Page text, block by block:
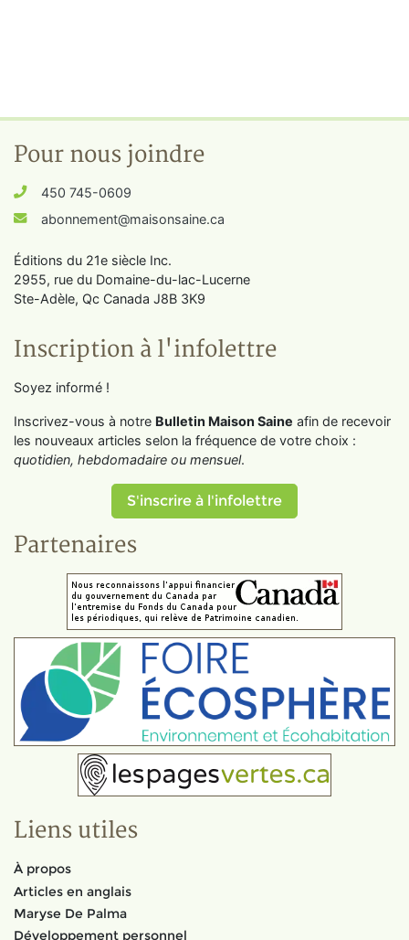
Pour nous joindre
450 745-0609
abonnement@maisonsaine.ca
Éditions du 21e siècle Inc.
2955, rue du Domaine-du-lac-Lucerne
Ste-Adèle, Qc Canada J8B 3K9
Inscription à l'infolettre
Soyez informé !
Inscrivez-vous à notre Bulletin Maison Saine afin de recevoir
les nouveaux articles selon la fréquence de votre choix :
quotidien, hebdomadaire ou mensuel.
S'inscrire à l'infolettre
Partenaires
Liens utiles
À propos
Articles en anglais
Maryse De Palma
Développement personnel